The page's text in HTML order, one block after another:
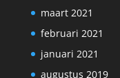
maart 2021
februari 2021
januari 2021
augustus 2019